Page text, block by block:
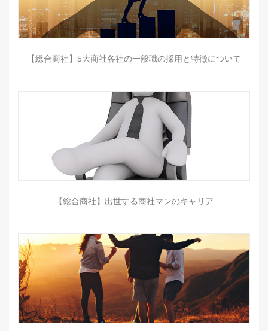
【総合商社】5大商社各社の一般職の採用と特徴について
【総合商社】出世する商社マンのキャリア